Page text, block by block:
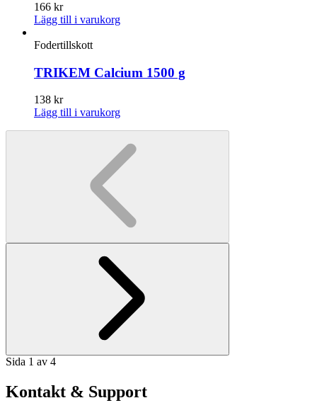
166 kr
Lägg till i varukorg
Fodertillskott
TRIKEM Calcium 1500 g
138 kr
Lägg till i varukorg
Sida 1 av 4
Kontakt & Support